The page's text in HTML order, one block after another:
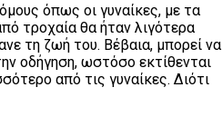
όπως οι γυναίκες, με τα
τροχαία θα ήταν λιγότερα
τη ζωή του. Βέβαια, μπορεί να
οδήγηση, ωστόσο εκτίθενται
από τις γυναίκες. Διότι